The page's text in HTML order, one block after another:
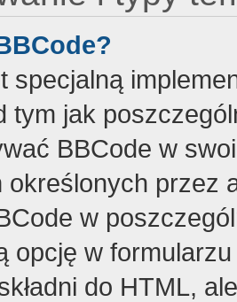
specjalną
tym jak
BBCode w
określonych przez
w
opcję w
do HTML,